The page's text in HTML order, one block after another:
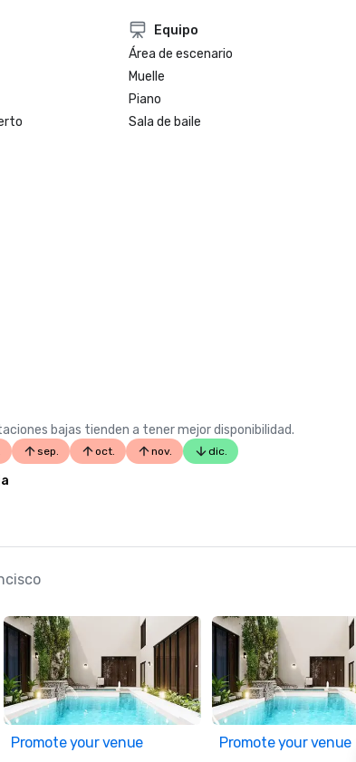
Equipo
Área de escenario
Muelle
Piano
Sala de baile
bajas tienden a tener mejor disponibilidad.
sep. oct. nov. dic.
Promote your venue Promote your venue